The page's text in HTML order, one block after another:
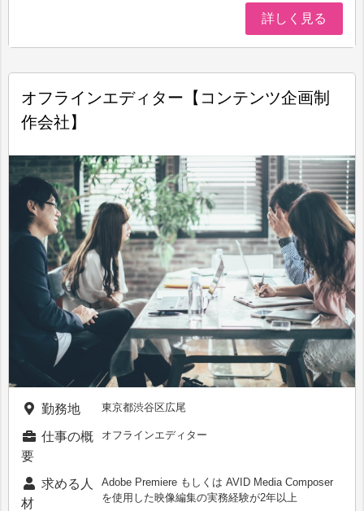
詳しく見る
オフラインエディター【コンテンツ企画制
作会社】
勤務地 東京都渋谷区広尾
仕事の概
要
オフラインエディター
求める人
材
Adobe Premiere もしくは AVID Media Composer
を使用した映像編集の実務経験が2年以上